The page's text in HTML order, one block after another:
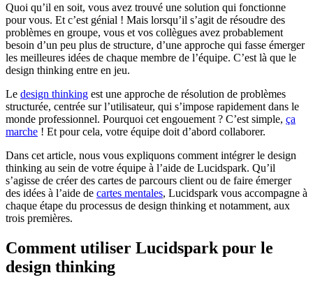
Quoi qu’il en soit, vous avez trouvé une solution qui fonctionne
pour vous. Et c’est génial ! Mais lorsqu’il s’agit de résoudre des
problèmes en groupe, vous et vos collègues avez probablement
besoin d’un peu plus de structure, d’une approche qui fasse émerger
les meilleures idées de chaque membre de l’équipe. C’est là que le
design thinking entre en jeu.
Le design thinking est une approche de résolution de problèmes
structurée, centrée sur l’utilisateur, qui s’impose rapidement dans le
monde professionnel. Pourquoi cet engouement ? C’est simple, ça
marche ! Et pour cela, votre équipe doit d’abord collaborer.
Dans cet article, nous vous expliquons comment intégrer le design
thinking au sein de votre équipe à l’aide de Lucidspark. Qu’il
s’agisse de créer des cartes de parcours client ou de faire émerger
des idées à l’aide de cartes mentales, Lucidspark vous accompagne à
chaque étape du processus de design thinking et notamment, aux
trois premières.
Comment utiliser Lucidspark pour le
design thinking